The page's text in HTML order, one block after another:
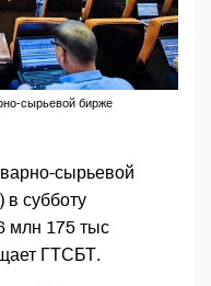
сырьевой бирже
сырьевой
субботу
млн 175 тыс
ГТСБТ.